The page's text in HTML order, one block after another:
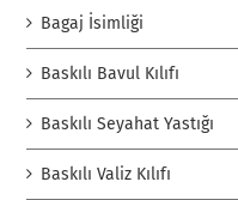
Bagaj İsimliği
Baskılı Bavul Kılıfı
Baskılı Seyahat Yastığı
Baskılı Valiz Kılıfı